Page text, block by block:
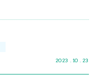
2023 . 10 . 23